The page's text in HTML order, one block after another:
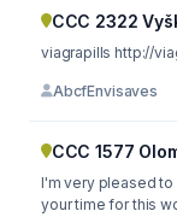
CCC 2322
AbcfEnvisaves
CCC 1577
I'm very pleased to find this
your time for this